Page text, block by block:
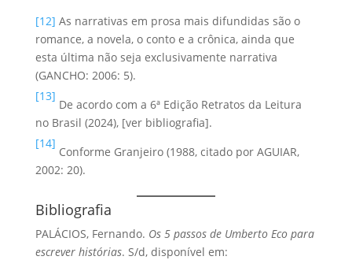
[12] As narrativas em prosa mais difundidas são o
romance, a novela, o conto e a crônica, ainda que
esta última não seja exclusivamente narrativa
(GANCHO: 2006: 5).
[13]
De acordo com a 6ª Edição Retratos da Leitura
no Brasil (2024), [ver bibliografia].
[14]
Conforme Granjeiro (1988, citado por AGUIAR,
2002: 20).
Bibliografia
PALÁCIOS, Fernando. Os 5 passos de Umberto Eco para
escrever histórias. S/d, disponível em: